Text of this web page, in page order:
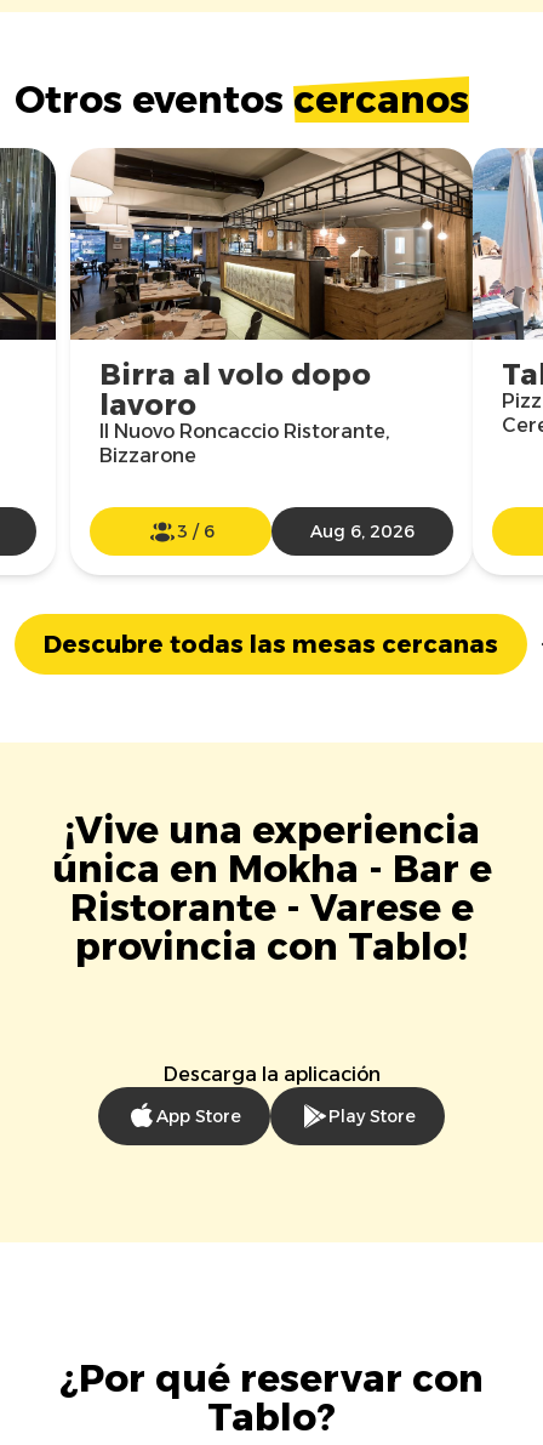
Otros eventos cercanos
Birra al volo dopo
lavoro
Il Nuovo Roncaccio Ristorante,
Bizzarone
3 / 6 Aug 6, 2026
Descubre todas las mesas cercanas
¡Vive una experiencia
única en Mokha - Bar e
Ristorante - Varese e
provincia con Tablo!
Descarga la aplicación
App Store Play Store
¿Por qué reservar con
Tablo?